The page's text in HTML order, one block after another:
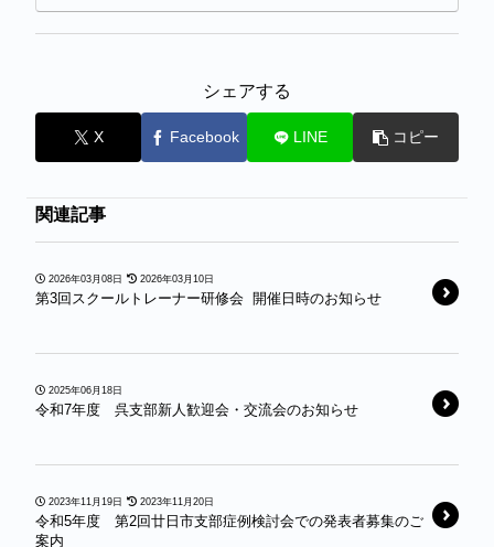
シェアする
X Facebook LINE コピー
関連記事
2026年03月08日 2026年03月10日
第3回スクールトレーナー研修会 開催日時のお知らせ
2025年06月18日
令和7年度 呉支部新人歓迎会・交流会のお知らせ
2023年11月19日 2023年11月20日
令和5年度 第2回廿日市支部症例検討会での発表者募集のご
案内